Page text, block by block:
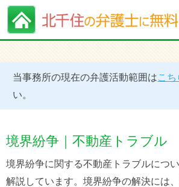
当事務所の現在の弁護活動範囲はこち
い。
境界紛争｜不動産トラブル
境界紛争に関する不動産トラブルにつ
解説しています。境界紛争の解決には